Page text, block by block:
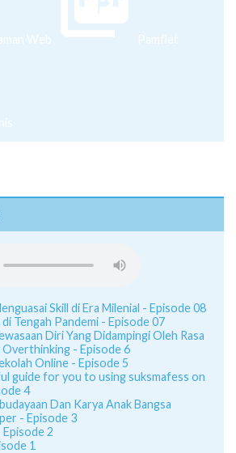
Web Pamflet
Skill di Era Milenial - Episode 08
Tengah Pandemi - Episode 07
Diri Yang Didampingi Oleh Rasa
- Episode 6
Online - Episode 5
guide for you to using suksmafess on
4
Dan Karya Anak Bangsa
- Episode 3
2
1